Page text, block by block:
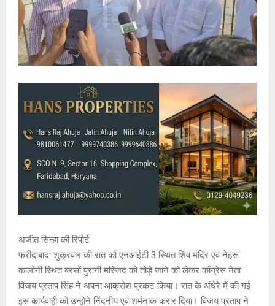
अजीत सिन्हा की रिपोर्ट
फरीदाबाद: शुक्रवार की रात को एनआईटी 3 स्थित शिव मंदिर एवं नेहरू
कालोनी स्थित बरसों पुरानी मस्जिद को तोड़े जाने को लेकर काँग्रेस नेता
विजय प्रताप सिंह ने अपना आक्रोश प्रकट किया। रात के अंधेरे में की गई
इस कार्यवाही को उन्होंने निंदनीय एवं शर्मनाक करार दिया। विजय प्रताप ने